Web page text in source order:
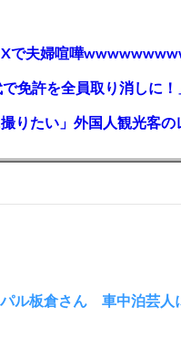
Xで夫婦喧嘩
パル板倉さん 車中泊芸人